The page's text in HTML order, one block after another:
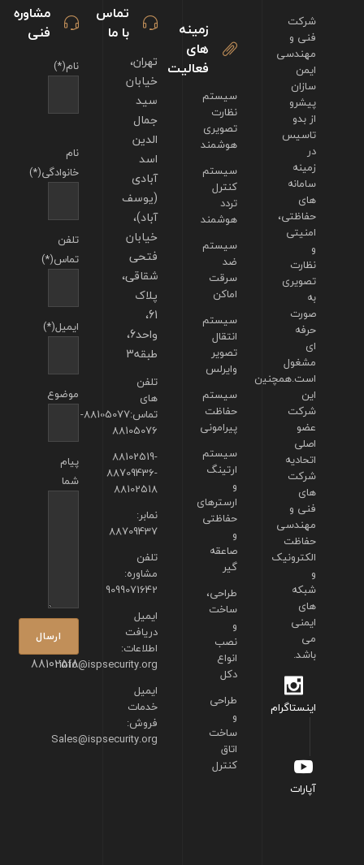
مشاوره
فنی
نام(*)
نام
خانوادگی(*)
تلفن
تماس(*)
ایمیل(*)
موضوع
پیام
شما
88102518
تماس
با ما
تهران،
خیابان
سید
جمال
الدین
اسد
آبادی
(یوسف
آباد)،
خیابان
فتحی
شقاقی،
پلاک
61،
واحد6،
طبقه3
تلفن
های
تماس:88105077-
88105076
88102519-
88709436-
88102518
نمابر:
88709437
تلفن
مشاوره:
9099071642
ایمیل
دریافت
اطلاعات:
info@ispsecurity.org
ایمیل
خدمات
فروش:
Sales@ispsecurity.org
زمینه
های
فعالیت
سیستم
نظارت
تصویری
هوشمند
سیستم
کنترل
تردد
هوشمند
سیستم
ضد
سرقت
اماکن
سیستم
انتقال
تصویر
وایرلس
سیستم
حفاظت
پیرامونی
سیستم
ارتینگ
و
ارسترهای
حفاظتی
و
صاعقه
گیر
طراحی،
ساخت
و
نصب
انواع
دکل
طراحی
و
ساخت
اتاق
کنترل
شرکت
فنی و
مهندسی
ایمن
سازان
پیشرو
از بدو
تاسیس
در
زمینه
سامانه
های
حفاظتی،
امنیتی
و
نظارت
تصویری
به
صورت
حرفه
ای
مشغول
است.همچنین
این
شرکت
عضو
اصلی
اتحادیه
شرکت
های
فنی و
مهندسی
حفاظت
الکترونیک
و
شبکه
های
ایمنی
می
باشد.
اینستاگرام
آپارات